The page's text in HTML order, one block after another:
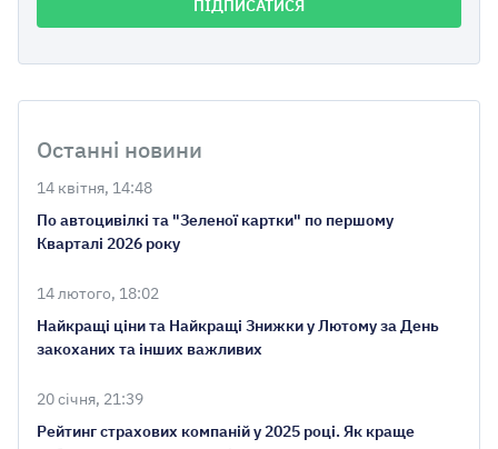
Останні новини
14 квітня, 14:48
По автоцивілкі та "Зеленої картки" по першому
Кварталі 2026 року
14 лютого, 18:02
Найкращі ціни та Найкращі Знижки у Лютому за День
закоханих та інших важливих
20 січня, 21:39
Рейтинг страхових компаній у 2025 році. Як краще